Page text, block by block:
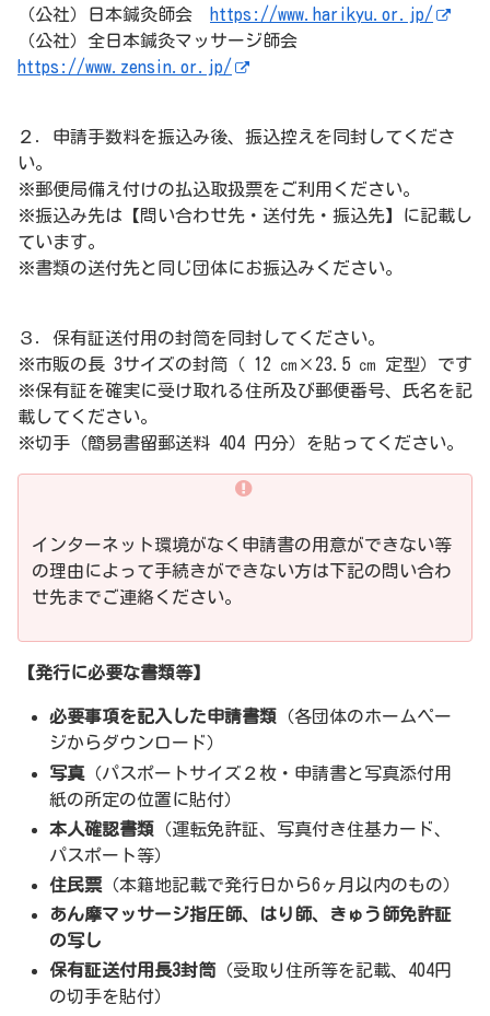
（公社）日本鍼灸師会
https://www.harikyu.or.jp/
（公社）全日本鍼灸マッサージ師会
https://www.zensin.or.jp/
２．申請手数料を振込み後、振込控えを同封してくださ
い。
※郵便局備え付けの払込取扱票をご利用ください。
※振込み先は【問い合わせ先・送付先・振込先】に記載し
ています。
※書類の送付先と同じ団体にお振込みください。
３．保有証送付用の封筒を同封してください。
※市販の長 3サイズの封筒（ 12 ㎝×23.5 ㎝ 定型）です
※保有証を確実に受け取れる住所及び郵便番号、氏名を記
載してください。
※切手（簡易書留郵送料 404 円分）を貼ってください。
インターネット環境がなく申請書の用意ができない等
の理由によって手続きができない方は下記の問い合わ
せ先までご連絡ください。
【発行に必要な書類等】
必要事項を記入した申請書類 （各団体のホームペー
ジからダウンロード）
写真（パスポートサイズ２枚・申請書と写真添付用
紙の所定の位置に貼付）
本人確認書類 （運転免許証、写真付き住基カード、
パスポート等）
住民票 （本籍地記載で発行日から6ヶ月以内のもの）
あん摩マッサージ指圧師、はり師、きゅう師免許証
の写し
保有証送付用長3封筒（受取り住所等を記載、404円
の切手を貼付）